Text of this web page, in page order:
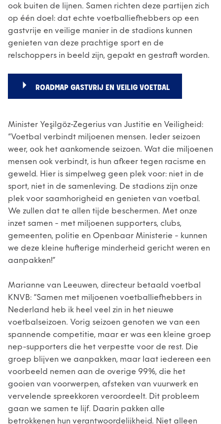
ook buiten de lijnen. Samen richten deze partijen zich
op één doel: dat echte voetballiefhebbers op een
gastvrije en veilige manier in de stadions kunnen
genieten van deze prachtige sport en de
relschoppers in beeld zijn, gepakt en gestraft worden.
ROADMAP GASTVRIJ EN VEILIG VOETBAL
Minister Yeşilgöz-Zegerius van Justitie en Veiligheid:
“Voetbal verbindt miljoenen mensen. Ieder seizoen
weer, ook het aankomende seizoen. Wat die miljoenen
mensen ook verbindt, is hun afkeer tegen racisme en
geweld. Hier is simpelweg geen plek voor: niet in de
sport, niet in de samenleving. De stadions zijn onze
plek voor saamhorigheid en genieten van voetbal.
We zullen dat te allen tijde beschermen. Met onze
inzet samen - met miljoenen supporters, clubs,
gemeenten, politie en Openbaar Ministerie - kunnen
we deze kleine hufterige minderheid gericht weren en
aanpakken!”
Marianne van Leeuwen, directeur betaald voetbal
KNVB: “Samen met miljoenen voetballiefhebbers in
Nederland heb ik heel veel zin in het nieuwe
voetbalseizoen. Vorig seizoen genoten we van een
spannende competitie, maar er was een kleine groep
nep-supporters die het verpestte voor de rest. Die
groep blijven we aanpakken, maar laat iedereen een
voorbeeld nemen aan de overige 99%, die het
gooien van voorwerpen, afsteken van vuurwerk en
vervelende spreekkoren veroordeelt. Dit probleem
gaan we samen te lijf. Daarin pakken alle
betrokkenen hun verantwoordelijkheid. Niet alleen